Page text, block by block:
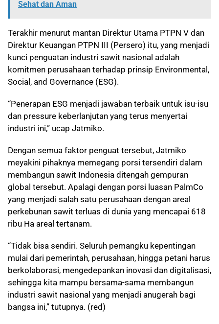
Sehat dan Aman
Terakhir menurut mantan Direktur Utama PTPN V dan
Direktur Keuangan PTPN III (Persero) itu, yang menjadi
kunci penguatan industri sawit nasional adalah
komitmen perusahaan terhadap prinsip Environmental,
Social, and Governance (ESG).
“Penerapan ESG menjadi jawaban terbaik untuk isu-isu
dan pressure keberlanjutan yang terus menyertai
industri ini,” ucap Jatmiko.
Dengan semua faktor penguat tersebut, Jatmiko
meyakini pihaknya memegang porsi tersendiri dalam
membangun sawit Indonesia ditengah gempuran
global tersebut. Apalagi dengan porsi luasan PalmCo
yang menjadi salah satu perusahaan dengan areal
perkebunan sawit terluas di dunia yang mencapai 618
ribu Ha areal tertanam.
“Tidak bisa sendiri. Seluruh pemangku kepentingan
mulai dari pemerintah, perusahaan, hingga petani harus
berkolaborasi, mengedepankan inovasi dan digitalisasi,
sehingga kita mampu bersama-sama membangun
industri sawit nasional yang menjadi anugerah bagi
bangsa ini,” tutupnya. (red)